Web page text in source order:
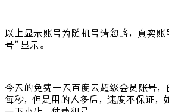
以上显示账号为随机号请忽略，真实
号”显示。
今天的免费一天百度云超级会员账号
每秒，但是用的人多后，速度不保证，